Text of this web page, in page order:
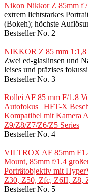
Nikon Nikkor Z 85mm f /
extrem lichtstarkes
(Bokeh); höchste
Bestseller No. 2
NIKKOR Z 85 mm 1:1,8
Zwei ed-glaslinsen und
leises und präzises
Bestseller No. 3
Rollei AF 85 mm F/1.8
Autofokus | HFT-X
Kompatibel mit Kamera
Z9/Z8/Z7/Z6/Z5 Series
Bestseller No. 4
VILTROX AF 85mm
Mount, 85mm f/1.4
Porträtobjektiv mit
Z30, Z50, Zfc, Z6II, Z8,
Bestseller No. 5